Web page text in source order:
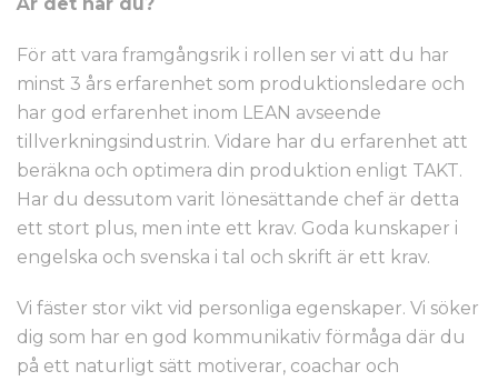
För att vara framgångsrik i rollen ser vi att du har
minst 3 års erfarenhet som produktionsledare och
har god erfarenhet inom LEAN avseende
tillverkningsindustrin. Vidare har du erfarenhet att
beräkna och optimera din produktion enligt TAKT.
Har du dessutom varit lönesättande chef är detta
ett stort plus, men inte ett krav. Goda kunskaper i
engelska och svenska i tal och skrift är ett krav.
Vi fäster stor vikt vid personliga egenskaper. Vi söker
dig som har en god kommunikativ förmåga där du
på ett naturligt sätt motiverar, coachar och